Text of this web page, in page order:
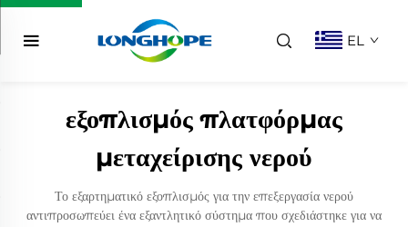
EL
εξοπλισμός πλατφόρμας
μεταχείρισης νερού
Το εξαρτηματικό εξοπλισμός για την επεξεργασία νερού
αντιπροσωπεύει ένα εξαντλητικό σύστημα που σχεδιάστηκε για να